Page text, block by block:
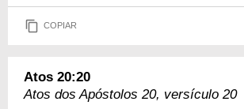
COPIAR
Atos 20:20
Atos dos Apóstolos 20, versículo 20